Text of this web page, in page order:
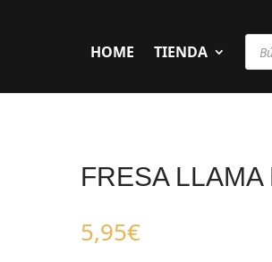
HOME TIENDA
FRESA
5,95€